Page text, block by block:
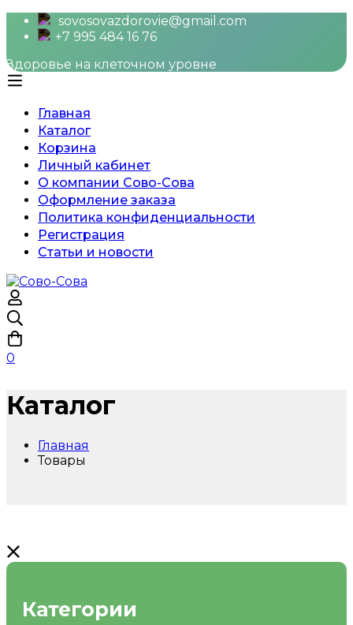
sovosovazdorovie@gmail.com
+7 995 484 16 76
Здоровье на клеточном уровне
Главная
Каталог
Корзина
Личный кабинет
О компании Сово-Сова
Оформление заказа
Политика конфиденциальности
Регистрация
Статьи и новости
0
Каталог
Главная
Товары
Категории